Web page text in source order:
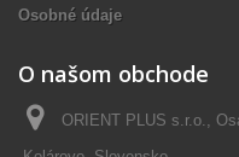
Osobné údaje
O našom obchode
ORIENT PLUS s.r.o.,